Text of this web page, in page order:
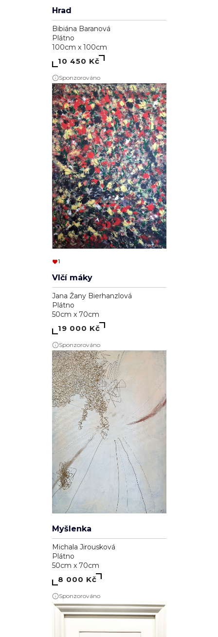
Hrad
Bibiána Baranová
Plátno
100cm x 100cm
10 450 Kč
Sponzorováno
1
Vlčí máky
Jana Žany Bierhanzlová
Plátno
50cm x 70cm
19 000 Kč
Sponzorováno
Myšlenka
Michala Jirousková
Plátno
50cm x 70cm
8 000 Kč
Sponzorováno